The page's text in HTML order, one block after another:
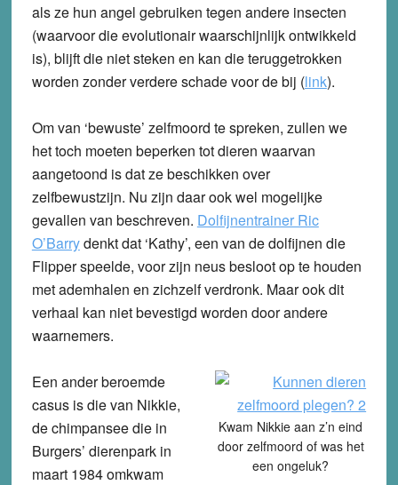
als ze hun angel gebruiken tegen andere insecten
(waarvoor die evolutionair waarschijnlijk ontwikkeld
is), blijft die niet steken en kan die teruggetrokken
worden zonder verdere schade voor de bij (link).
Om van ‘bewuste’ zelfmoord te spreken, zullen we
het toch moeten beperken tot dieren waarvan
aangetoond is dat ze beschikken over
zelfbewustzijn. Nu zijn daar ook wel mogelijke
gevallen van beschreven. Dolfijnentrainer Ric
O’Barrydenkt dat ‘Kathy’, een van de dolfijnen die
Flipper speelde, voor zijn neus besloot op te houden
met ademhalen en zichzelf verdronk. Maar ook dit
verhaal kan niet bevestigd worden door andere
waarnemers.
Kwam Nikkie aan z’n eind
door zelfmoord of was het
een ongeluk?
Een ander beroemde
casus is die van Nikkie,
de chimpansee die in
Burgers’ dierenpark in
maart 1984 omkwam